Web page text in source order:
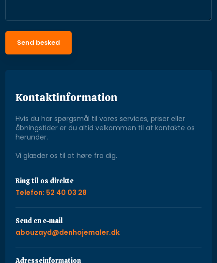
Kontaktinformation
Hvis du har spørgsmål til vores services, priser eller
åbningstider er du altid velkommen til at kontakte os
herunder.
Vi glæder os til at høre fra dig.
Ring til os direkte
Telefon: 52 40 03 28
Send en e-mail​
abouzayd@denhojemaler.dk
Adresseinformation